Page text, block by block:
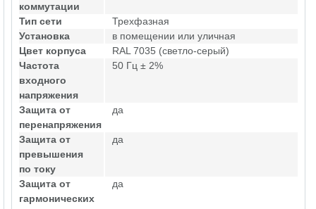
коммутации
Тип сети
Трехфазная
Установка
в помещении или уличная
Цвет корпуса
RAL 7035 (светло-серый)
Частота
входного
напряжения
50 Гц ± 2%
Защита от
перенапряжения
да
Защита от
превышения
по току
да
Защита от
гармонических
да